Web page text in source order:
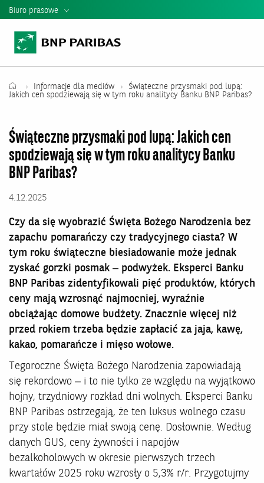
Biuro prasowe
Informacje Prasowe
Teczka Prasowa
Władze banku
Relacje Inwestorskie
Informacje dla mediów
Świąteczne przysmaki pod lupą:
Jakich cen spodziewają się w tym roku analitycy Banku BNP Paribas?
Świąteczne przysmaki pod lupą: Jakich cen
spodziewają się w tym roku analitycy Banku
BNP Paribas?
4.12.2025
Czy da się wyobrazić Święta Bożego Narodzenia bez
zapachu pomarańczy czy tradycyjnego ciasta? W
tym roku świąteczne biesiadowanie może jednak
zyskać gorzki posmak – podwyżek. Eksperci Banku
BNP Paribas zidentyfikowali pięć produktów, których
ceny mają wzrosnąć najmocniej, wyraźnie
obciążając domowe budżety. Znacznie więcej niż
przed rokiem trzeba będzie zapłacić za jaja, kawę,
kakao, pomarańcze i mięso wołowe.
Tegoroczne Święta Bożego Narodzenia zapowiadają
się rekordowo – i to nie tylko ze względu na wyjątkowo
hojny, trzydniowy rozkład dni wolnych. Eksperci Banku
BNP Paribas ostrzegają, że ten luksus wolnego czasu
przy stole będzie miał swoją cenę. Dosłownie. Według
danych GUS, ceny żywności i napojów
bezalkoholowych w okresie pierwszych trzech
kwartałów 2025 roku wzrosły o 5,3% r/r. Przygotujmy